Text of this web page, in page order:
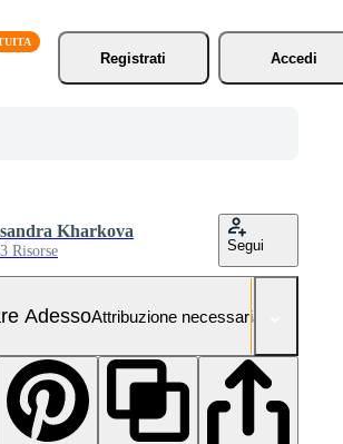
Registrati
Accedi
Kharkova
Risorse Segui
AdessoAttribuzione necessaria